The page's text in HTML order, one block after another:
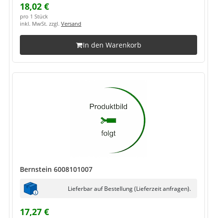
18,02 €
pro 1 Stück
inkl. MwSt. zzgl. Versand
In den Warenkorb
Bernstein 6008101007
Lieferbar auf Bestellung (Lieferzeit anfragen).
17,27 €